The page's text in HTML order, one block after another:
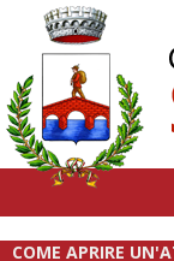
COME APRIRE